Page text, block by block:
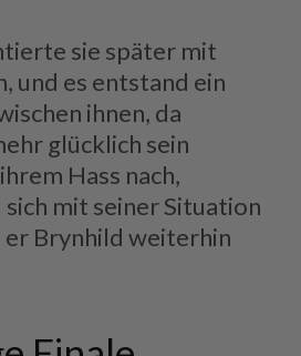
sie später mit
und es entstand ein
ihnen, da
glücklich sein
Hass nach,
mit seiner Situation
Brynhild weiterhin